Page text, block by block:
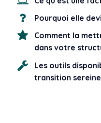
Pourquoi elle
Comment la
dans votre
Les outils
transition